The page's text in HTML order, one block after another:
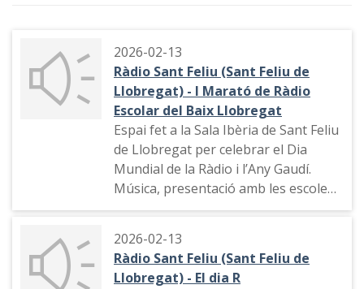
2026-02-13
Ràdio Sant Feliu (Sant Feliu de
Llobregat) - I Marató de Ràdio
Escolar del Baix Llobregat
Espai fet a la Sala Ibèria de Sant Feliu
de Llobregat per celebrar el Dia
Mundial de la Ràdio i l’Any Gaudí.
Música, presentació amb les escoles
participants, agraïments i objectiu.
l'alumnat de l'Escola Josep
Montmany a Rosa Maria Gallardo
2026-02-13
Ràdio Sant Feliu (Sant Feliu de
Llobregat) - El dia R